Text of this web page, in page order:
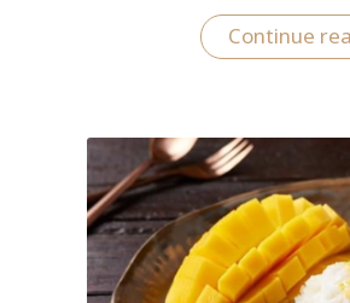
Continue